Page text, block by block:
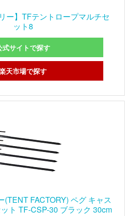
ー】TFテントロープマルチセ
ット8
式サイトで探す
天市場で探す
(TENT FACTORY) ペグ キャス
ト TF-CSP-30 ブラック 30cm